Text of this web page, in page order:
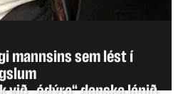
mannsins sem lést í
við „ódýra“ danska lánið